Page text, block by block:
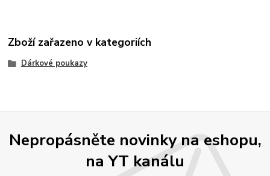
Zboží zařazeno v kategoriích
Dárkové poukazy
Nepropásněte novinky na eshopu,
na YT kanálu